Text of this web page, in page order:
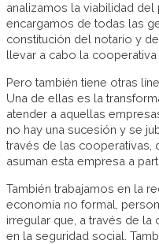
analizamos la viabilidad
encargamos de todas las
constitución del notario y
llevar a cabo la cooperativa
Pero también tiene otras
Una de ellas es la
atender a aquellas
no hay una sucesión y se
través de las cooperativas,
asuman esta empresa a
También trabajamos en la
economía no formal,
irregular que, a través de la
en la seguridad social.